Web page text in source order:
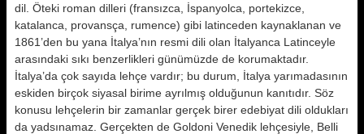
dil. Öteki roman dilleri (fransızca, İspanyolca, portekizce,
katalanca, provansça, rumence) gibi latinceden kaynaklanan ve
1861’den bu yana İtalya’nın resmi dili olan İtalyanca Latinceyle
arasındaki sıkı benzerlikleri günümüzde de korumaktadır.
İtalya’da çok sayıda lehçe vardır; bu durum, İtalya yarımadasının
eskiden birçok siyasal birime ayrılmış olduğu­nun kanıtıdır. Söz
konusu lehçelerin bir zamanlar gerçek birer edebiyat di­li oldukları
da yadsınamaz. Gerçekten de Goldoni Venedik lehçesiyle, Belli